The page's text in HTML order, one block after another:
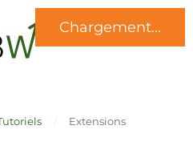
Extensions